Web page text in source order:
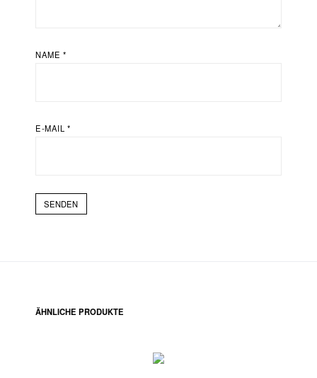
NAME *
E-MAIL *
ÄHNLICHE PRODUKTE